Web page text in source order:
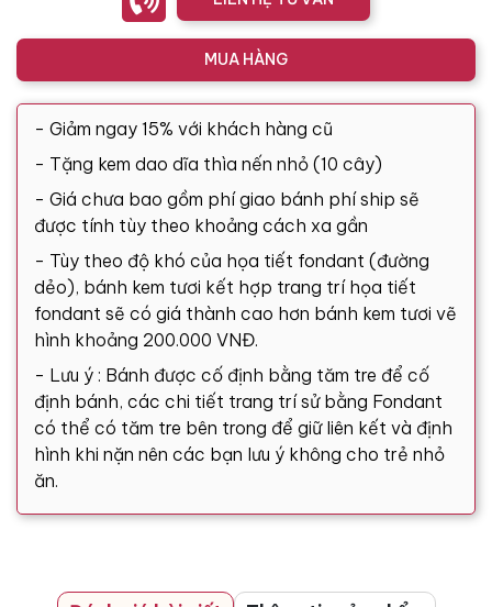
MUA HÀNG
- Giảm ngay 15% với khách hàng cũ
- Tặng kem dao dĩa thìa nến nhỏ (10 cây)
- Giá chưa bao gồm phí giao bánh phí ship sẽ
được tính tùy theo khoảng cách xa gần
- Tùy theo độ khó của họa tiết fondant (đường
dẻo), bánh kem tươi kết hợp trang trí họa tiết
fondant sẽ có giá thành cao hơn bánh kem tươi vẽ
hình khoảng 200.000 VNĐ.
- Lưu ý : Bánh được cố định bằng tăm tre để cố
định bánh, các chi tiết trang trí sử bằng Fondant
có thể có tăm tre bên trong để giữ liên kết và định
hình khi nặn nên các bạn lưu ý không cho trẻ nhỏ
ăn.